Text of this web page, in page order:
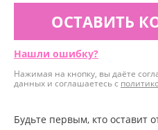
ОСТАВИТЬ
Нашли ошибку?
Нажимая на кнопку, вы даёте
данных и соглашаетесь с
Будьте первым, кто оставит